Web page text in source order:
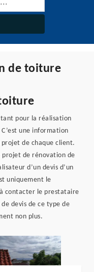
de toiture
pour la réalisation
une information
de chaque client.
projet de rénovation de
d’un devis d’un
uniquement le
contacter le prestataire
devis de ce type de
non plus.